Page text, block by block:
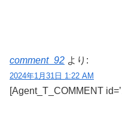
comment_92 より:
2024年1月31日 1:22 AM
[Agent_T_COMMENT